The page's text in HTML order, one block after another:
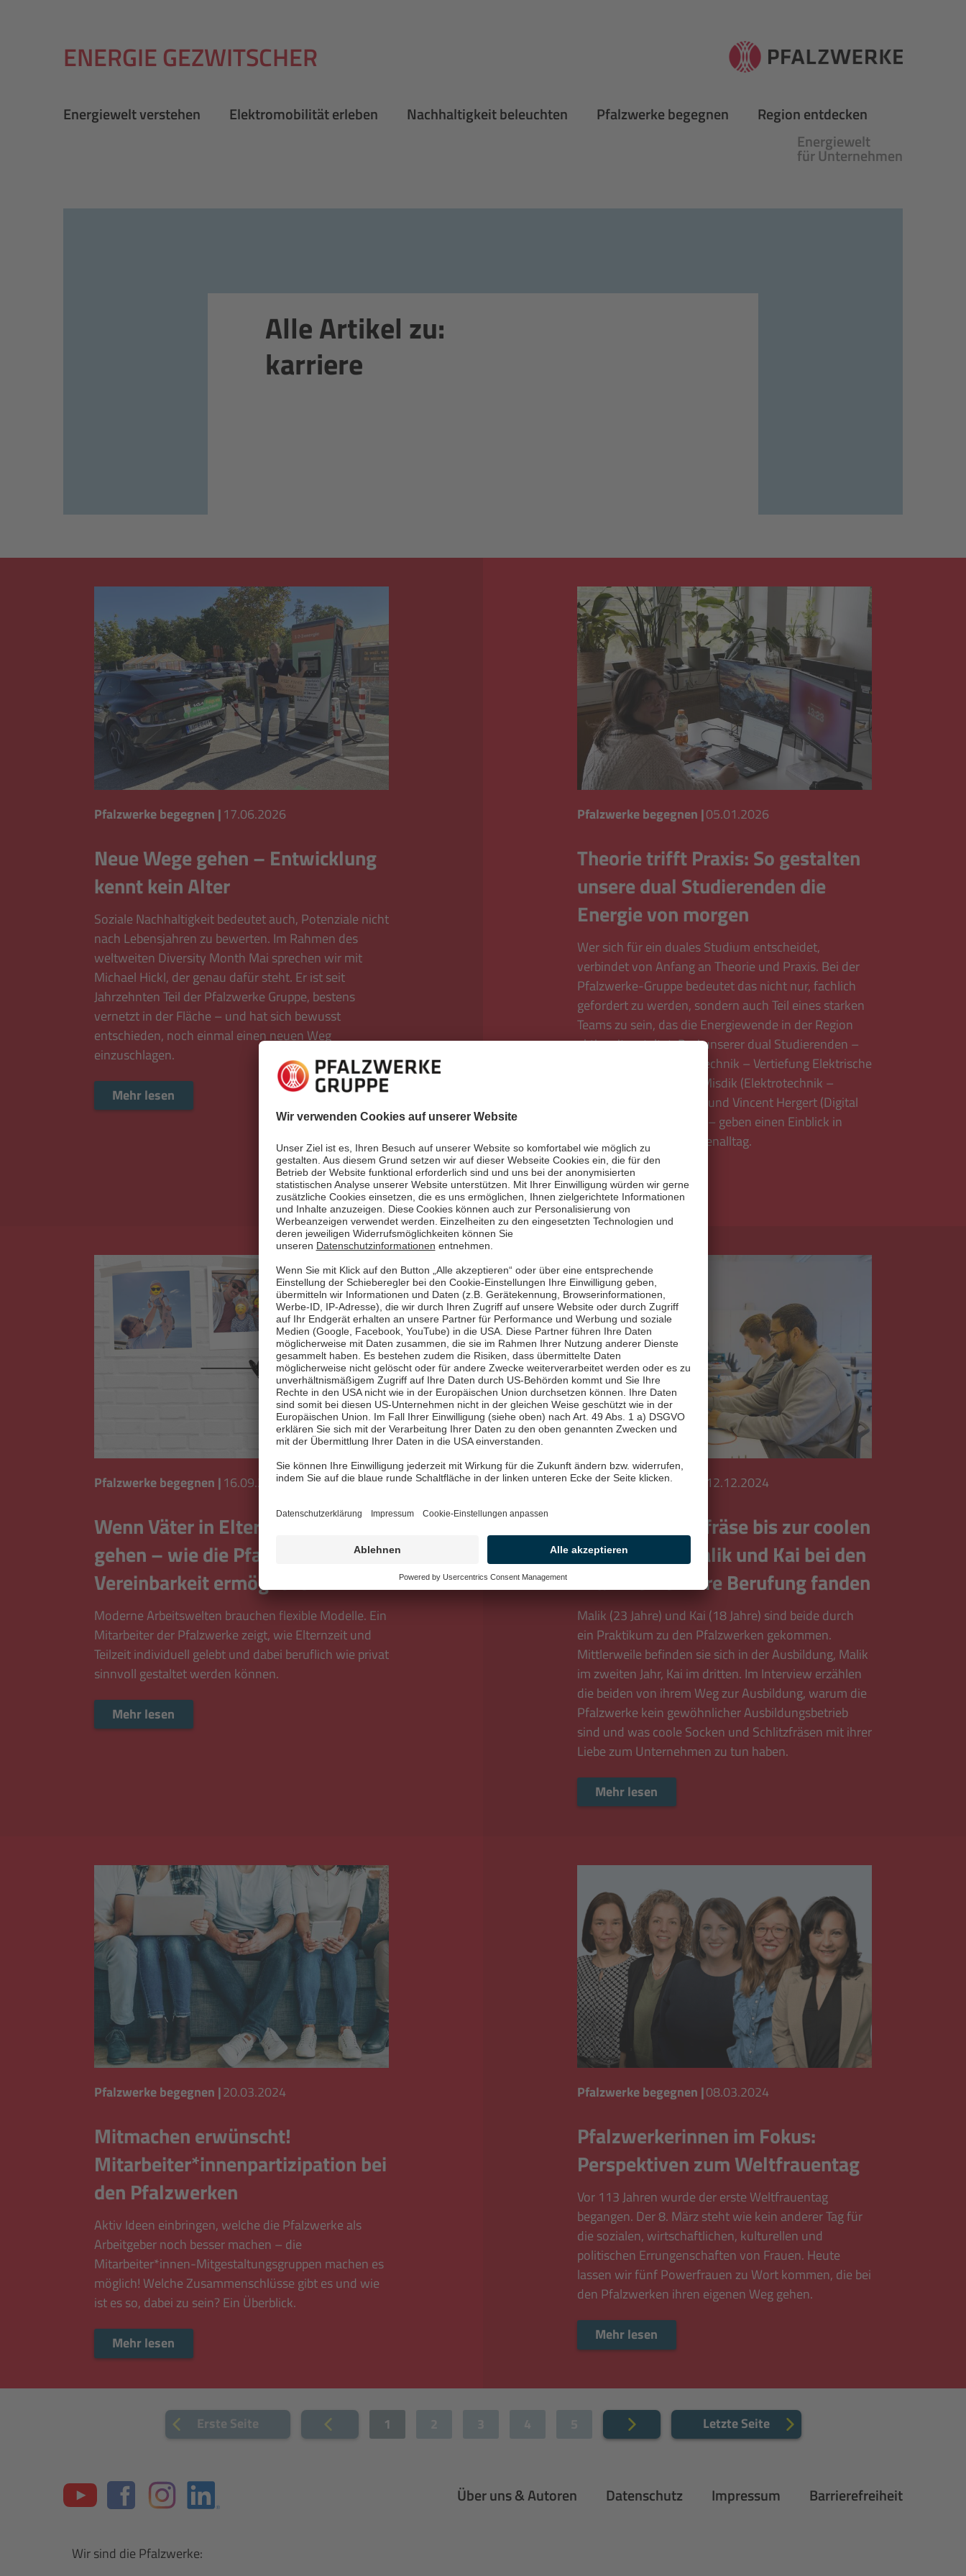
ENERGIE GEZWITSCHER
Energiewelt verstehen Elektromobilität erleben Nachhaltigkeit beleuchten Pfalzwerke begegnen
Region entdecken
Energiewelt
für Unternehmen
Alle Artikel zu:
karriere
17.06.2026
Pfalzwerke begegnen |
Neue Wege gehen – Entwicklung
kennt kein Alter
Soziale Nachhaltigkeit bedeutet auch, Potenziale nicht
nach Lebensjahren zu bewerten. Im Rahmen des
weltweiten Diversity Month Mai sprechen wir mit
Michael Hickl, der genau dafür steht. Er ist seit
Jahrzehnten Teil der Pfalzwerke Gruppe, bestens
vernetzt in der Fläche – und hat sich bewusst
entschieden, noch einmal einen neuen Weg
einzuschlagen.
Mehr lesen
05.01.2026
Pfalzwerke begegnen |
Theorie trifft Praxis: So gestalten
unsere dual Studierenden die
Energie von morgen
Wer sich für ein duales Studium entscheidet,
verbindet von Anfang an Theorie und Praxis. Bei der
Pfalzwerke-Gruppe bedeutet das nicht nur, fachlich
gefordert zu werden, sondern auch Teil eines starken
Teams zu sein, das die Energiewende in der Region
aktiv mitgestaltet. Drei unserer dual Studierenden –
Daniela Stackl (Elektrotechnik – Vertiefung Elektrische
Energietechnik), Umut Misdik (Elektrotechnik –
Vertiefung Automation) und Vincent Hergert (Digital
Business Management) – geben einen Einblick in
ihren Berufs- und Studienalltag.
Mehr lesen
16.09.2025
Pfalzwerke begegnen |
Wenn Väter in Eltern-Teilzeit
gehen – wie die Pfalzwerke
Vereinbarkeit ermöglichen
Moderne Arbeitswelten brauchen flexible Modelle. Ein
Mitarbeiter der Pfalzwerke zeigt, wie Elternzeit und
Teilzeit individuell gelebt und dabei beruflich wie privat
sinnvoll gestaltet werden können.
Mehr lesen
12.12.2024
Pfalzwerke begegnen
Von der Schlitzfräse bis zur coolen
Socke – wie Malik und Kai bei den
Pfalzwerken ihre Berufung fanden
Malik (23 Jahre) und Kai (18 Jahre) sind beide durch
ein Praktikum zu den Pfalzwerken gekommen.
Mittlerweile befinden sie sich in der Ausbildung, Malik
im zweiten Jahr, Kai im dritten. Im Interview erzählen
die beiden von ihrem Weg zur Ausbildung, warum die
Pfalzwerke kein gewöhnlicher Ausbildungsbetrieb
sind und was coole Socken und Schlitzfräsen mit ihrer
Liebe zum Unternehmen zu tun haben.
Mehr lesen
20.03.2024
Pfalzwerke begegnen |
Mitmachen erwünscht!
Mitarbeiter*innenpartizipation bei
den Pfalzwerken
Aktiv Ideen einbringen, welche die Pfalzwerke als
Arbeitgeber noch besser machen – die
Mitarbeiter*innen-Mitgestaltungsgruppen machen es
möglich! Welche Zusammenschlüsse gibt es und wie
ist es so, dabei zu sein? Ein Überblick.
Mehr lesen
08.03.2024
Pfalzwerke begegnen |
Pfalzwerkerinnen im Fokus:
Perspektiven zum Weltfrauentag
Vor 113 Jahren wurde der erste Weltfrauentag
begangen. Der 8. März steht wie kein anderer Tag für
die sozialen, wirtschaftlichen, kulturellen und
politischen Errungenschaften von Frauen. Heute
lassen wir fünf Powerfrauen zu Wort kommen, die bei
den Pfalzwerken ihren eigenen Weg gehen.
Mehr lesen
Erste Seite Vorherige 1 Nächste Letzte Seite
Youtube Facebook Instagram Über uns & Autoren Datenschutz Impressum Barrierefreiheit
Wir sind die Pfalzwerke: